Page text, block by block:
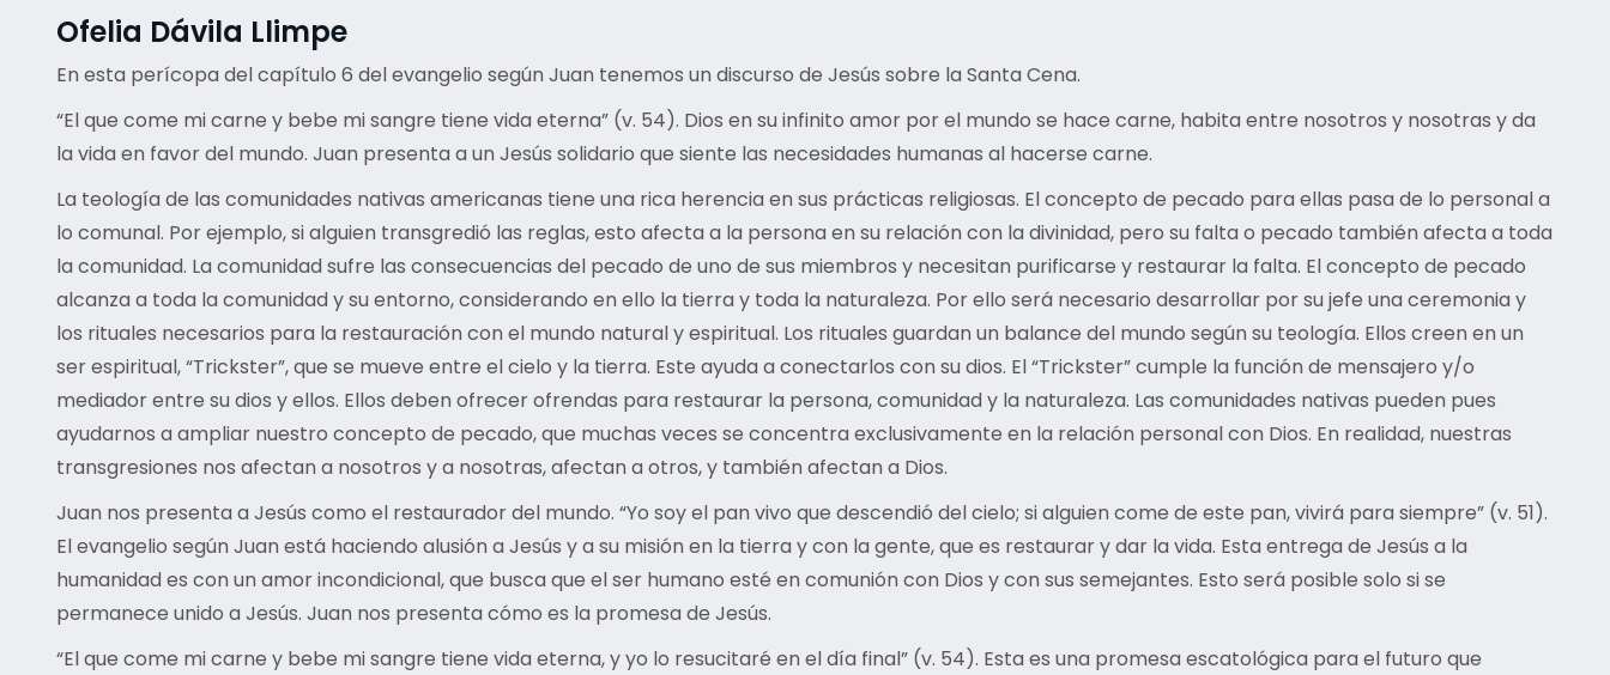
Ofelia Dávila Llimpe
En esta perícopa del capítulo 6 del evangelio según Juan tenemos un discurso de Jesús sobre la Santa Cena.
“El que come mi carne y bebe mi sangre tiene vida eterna” (v. 54). Dios en su infinito amor por el mundo se hace carne, habita entre nosotros y nosotras y da
la vida en favor del mundo. Juan presenta a un Jesús solidario que siente las necesidades humanas al hacerse carne.
La teología de las comunidades nativas americanas tiene una rica herencia en sus prácticas religiosas. El concepto de pecado para ellas pasa de lo personal a
lo comunal. Por ejemplo, si alguien transgredió las reglas, esto afecta a la persona en su relación con la divinidad, pero su falta o pecado también afecta a toda
la comunidad. La comunidad sufre las consecuencias del pecado de uno de sus miembros y necesitan purificarse y restaurar la falta. El concepto de pecado
alcanza a toda la comunidad y su entorno, considerando en ello la tierra y toda la naturaleza. Por ello será necesario desarrollar por su jefe una ceremonia y
los rituales necesarios para la restauración con el mundo natural y espiritual. Los rituales guardan un balance del mundo según su teología. Ellos creen en un
ser espiritual, “Trickster”, que se mueve entre el cielo y la tierra. Este ayuda a conectarlos con su dios. El “Trickster” cumple la función de mensajero y/o
mediador entre su dios y ellos. Ellos deben ofrecer ofrendas para restaurar la persona, comunidad y la naturaleza. Las comunidades nativas pueden pues
ayudarnos a ampliar nuestro concepto de pecado, que muchas veces se concentra exclusivamente en la relación personal con Dios. En realidad, nuestras
transgresiones nos afectan a nosotros y a nosotras, afectan a otros, y también afectan a Dios.
Juan nos presenta a Jesús como el restaurador del mundo. “Yo soy el pan vivo que descendió del cielo; si alguien come de este pan, vivirá para siempre” (v. 51).
El evangelio según Juan está haciendo alusión a Jesús y a su misión en la tierra y con la gente, que es restaurar y dar la vida. Esta entrega de Jesús a la
humanidad es con un amor incondicional, que busca que el ser humano esté en comunión con Dios y con sus semejantes. Esto será posible solo si se
permanece unido a Jesús. Juan nos presenta cómo es la promesa de Jesús.
“El que come mi carne y bebe mi sangre tiene vida eterna, y yo lo resucitaré en el día final” (v. 54). Esta es una promesa escatológica para el futuro que